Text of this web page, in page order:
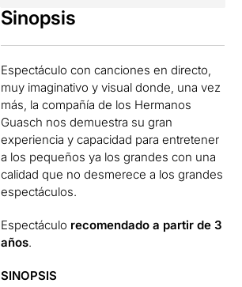
Sinopsis
Espectáculo con canciones en directo,
muy imaginativo y visual donde, una vez
más, la compañía de los Hermanos
Guasch nos demuestra su gran
experiencia y capacidad para entretener
a los pequeños ya los grandes con una
calidad que no desmerece a los grandes
espectáculos.
Espectáculo recomendado a partir de 3
años.
SINOPSIS